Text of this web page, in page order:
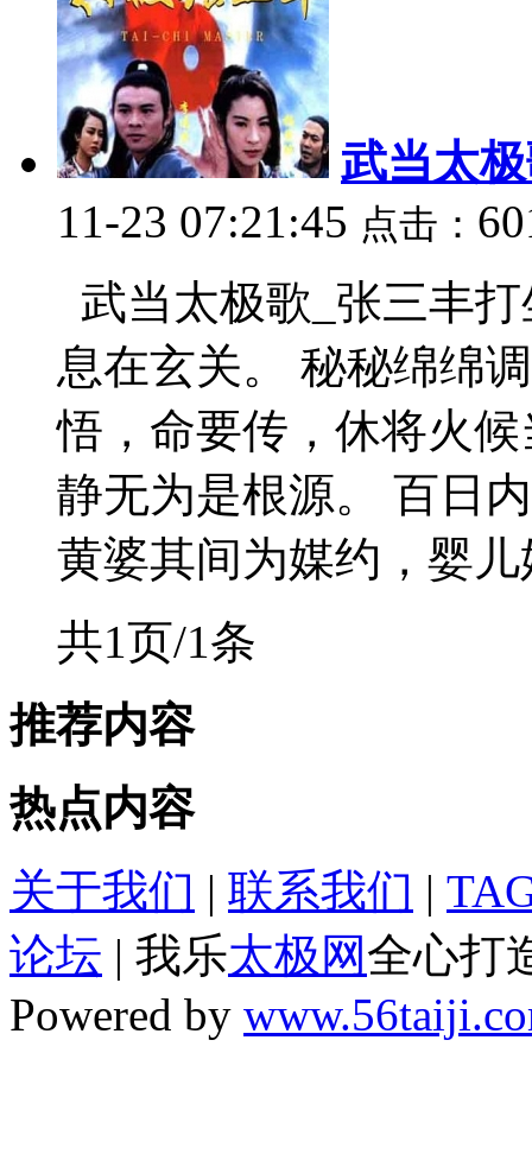
武当太
11-23 07:21:45 点击：
武当太极歌_张三丰
息在玄关。 秘秘绵绵
悟，命要传，休将火
静无为是根源。 百日
黄婆其间为媒约，婴
共1页/1条
推荐内容
热点内容
关于我们 | 联系我们 |
论坛 | 我乐太极网全心打
Powered by